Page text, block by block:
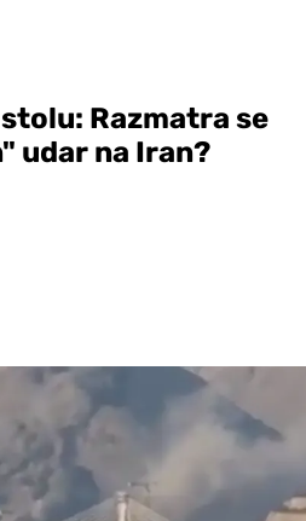
Razmatra se
udar na Iran?